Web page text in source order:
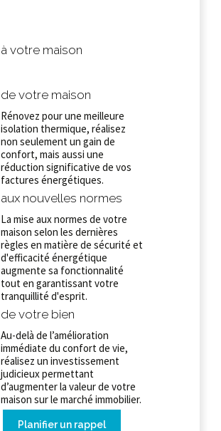
à votre maison
de votre maison
Rénovez pour une meilleure
isolation thermique, réalisez
non seulement un gain de
confort, mais aussi une
réduction significative de vos
factures énergétiques.
aux nouvelles normes
La mise aux normes de votre
maison selon les dernières
règles en matière de sécurité et
d'efficacité énergétique
augmente sa fonctionnalité
tout en garantissant votre
tranquillité d'esprit.
de votre bien
Au-delà de l’amélioration
immédiate du confort de vie,
réalisez un investissement
judicieux permettant
d’augmenter la valeur de votre
maison sur le marché immobilier.
Planifier un rappel